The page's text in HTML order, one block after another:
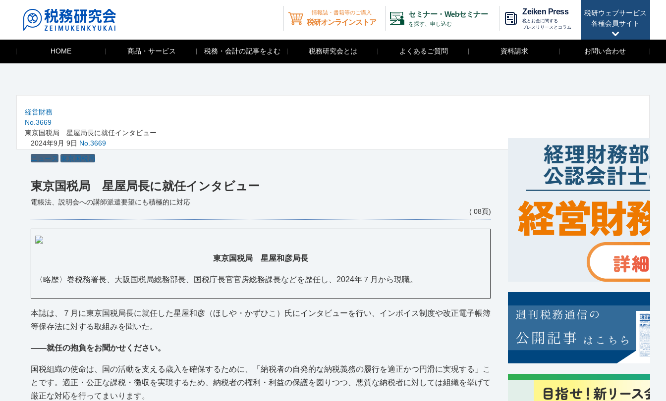
税研ウェブサービス
各種会員サイト
情報誌・書籍等のご購入
税研オンラインストア
セミナー・Webセミナー
を探す、申し込む
Zeiken Press
税とお金に関する
プレスリリースとコラム
HOME 商品・サービス 税務・会計の記事をよむ 税務研究会とは よくあるご質問 資料請求 お問い合わせ
経営財務
No.3669
東京国税局 星屋局長に就任インタビュー
2024年9月 9日 No.3669
ニュース 東京国税局
東京国税局 星屋局長に就任インタビュー
電帳法、説明会への講師派遣要望にも積極的に対応
( 08頁)
東京国税局 星屋和彦局長
〈略歴〉巻税務署長、大阪国税局総務部長、国税庁長官官房総務課長などを歴任し、2024年７月から現職。
本誌は、７月に東京国税局長に就任した星屋和彦（ほしや・かずひこ）氏にインタビューを行い、インボイス制度や改正電子帳簿
等保存法に対する取組みを聞いた。
――就任の抱負をお聞かせください。
国税組織の使命は、国の活動を支える歳入を確保するために、「納税者の自発的な納税義務の履行を適正かつ円滑に実現する」こ
とです。適正・公正な課税・徴収を実現するため、納税者の権利・利益の保護を図りつつ、悪質な納税者に対しては組織を挙げて
厳正な対応を行ってまいります。